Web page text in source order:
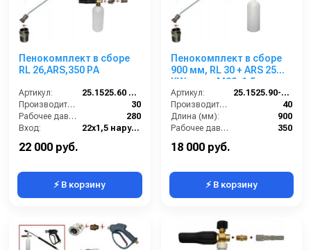
Пенокомплект в сборе
RL 26,ARS,350 РА
Артикул:
25.1525.60 ZINC LANCE BC
Производительность (л/мин):
30
Рабочее давление (бар):
280
Вход:
22х1,5 наружняя резьба
22 000 руб.
⚡ В корзину
Пенокомплект в сборе
900 мм, RL 30 + ARS 25
KW; вход М22х1,5ш.
Артикул:
25.1525.90-KW2
Производительность (л/мин):
40
Длина (мм):
900
Рабочее давление (бар):
350
18 000 руб.
⚡ В корзину